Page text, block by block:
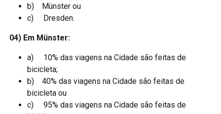
b) Münster ou
c) Dresden.
04) Em Münster:
a) 10% das viagens na Cidade são feitas de
bicicleta;
b) 40% das viagens na Cidade são feitas de
bicicleta ou
c) 95% das viagens na Cidade são feitas de